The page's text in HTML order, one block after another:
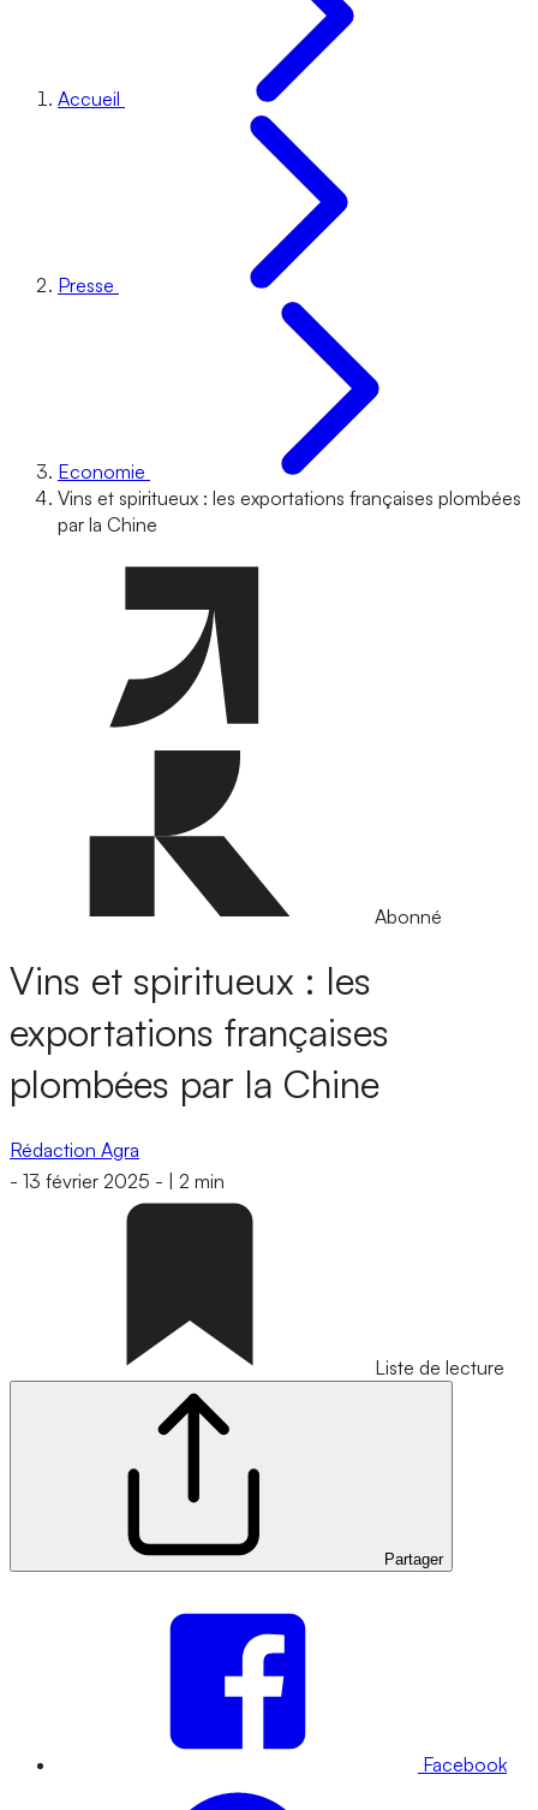
Accueil
Presse
Economie
Vins et spiritueux : les exportations françaises plombées
par la Chine
Abonné
Vins et spiritueux : les
exportations françaises
plombées par la Chine
Rédaction Agra
- 13 février 2025 - 2 min
Liste de lecture
Partager
Facebook